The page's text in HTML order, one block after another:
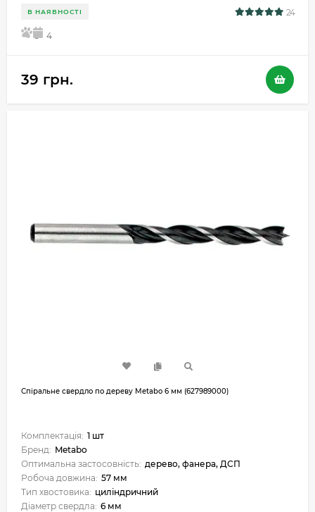
В НАЯВНОСТІ 24
5 4
39 грн.
Спіральне свердло по дереву Metabo 6 мм (627989000)
Комплектація: 1 шт
Бренд: Metabo
Оптимальна застосовність: дерево, фанера, ДСП
Робоча довжина: 57 мм
Тип хвостовика: циліндричний
Діаметр свердла: 6 мм